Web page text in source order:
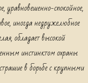
уравновешенно-спокойное,
иногда недружелюбное
обладает высокой
инстинктом охраны
в борьбе с крупными